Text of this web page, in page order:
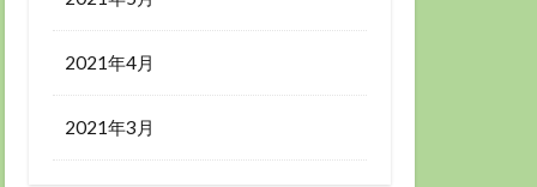
2021年4月
2021年3月